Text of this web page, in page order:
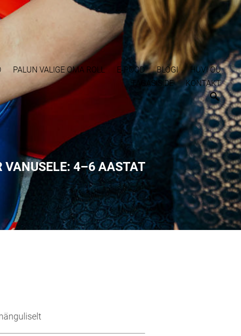
PALUN VALIGE OMA ROLL E-POOD BLOGI
HUVI OÜ
TAGASISIDE
KONTAKT
VANUSELE: 4–6 AASTAT